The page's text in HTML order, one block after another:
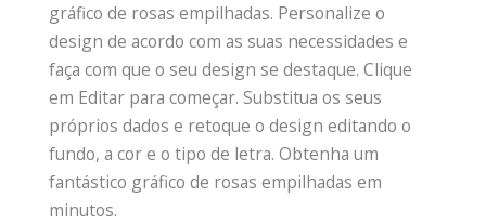
gráfico de rosas empilhadas. Personalize o
design de acordo com as suas necessidades e
faça com que o seu design se destaque. Clique
em Editar para começar. Substitua os seus
próprios dados e retoque o design editando o
fundo, a cor e o tipo de letra. Obtenha um
fantástico gráfico de rosas empilhadas em
minutos.